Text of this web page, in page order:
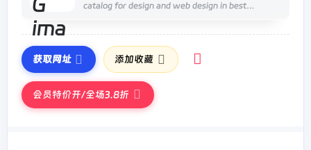
catalog for design and web design in best
获取网址 添加收藏
会员特价开/全场3.8折